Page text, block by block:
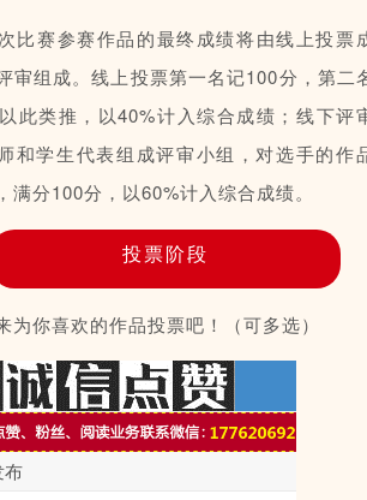
比赛参赛作品的最终成绩将由线上投票
审组成。线上投票第一名记100分，第二
此类推，以40%计入综合成绩；线下评
和学生代表组成评审小组，对选手的作
满分100分，以60%计入综合成绩。
投票阶段
为你喜欢的作品投票吧！（可多选）